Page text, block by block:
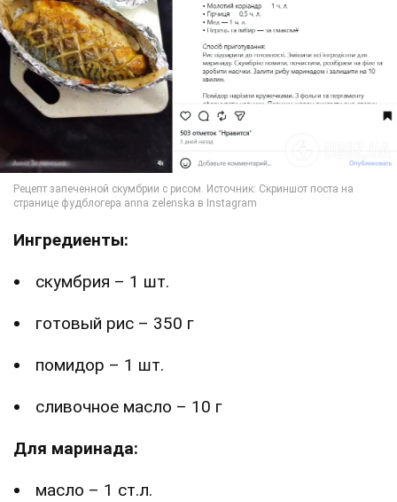
Ингредиенты:
скумбрия – 1 шт.
готовый рис – 350 г
помидор – 1 шт.
сливочное масло – 10 г
Для маринада:
масло – 1 ст.л.